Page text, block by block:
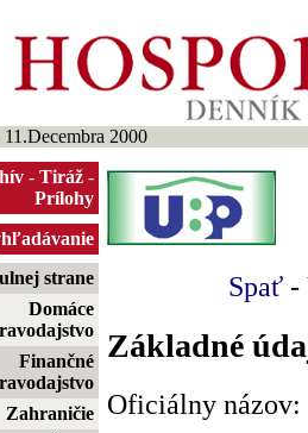
2000
- Tiráž -
Prílohy
strane
Domáce
Finančné
Zahraničie
Spať -
Základné
Oficiálny názov: